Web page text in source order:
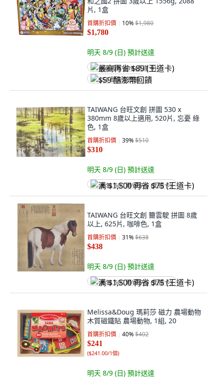
片, 1盒
首購折扣價 10%$1,980
$1,780
明天 8/9 (日) 預計送達
最高再省 $89 (王道卡)
$59 酷澎幣回饋
TAIWANG 台旺文創 拼圖 530 x
380mm 8歲以上適用, 520片, 忘憂 綠
色, 1盒
首購折扣價 39%$510
$310
明天 8/9 (日) 預計送達
满 $1,500 再省 $75 (王道卡)
TAIWANG 台旺文創 籋雲駛 拼圖 8歲
以上, 625片, 咖啡色, 1盒
首購折扣價 31%$638
$438
明天 8/9 (日) 預計送達
满 $1,500 再省 $75 (王道卡)
Melissa&Doug 瑪莉莎 磁力 農場動物
木質磁鐵貼 農場動物, 1組, 20
首購折扣價 40%$402
$241
($241.00/1個)
明天 8/9 (日) 預計送達